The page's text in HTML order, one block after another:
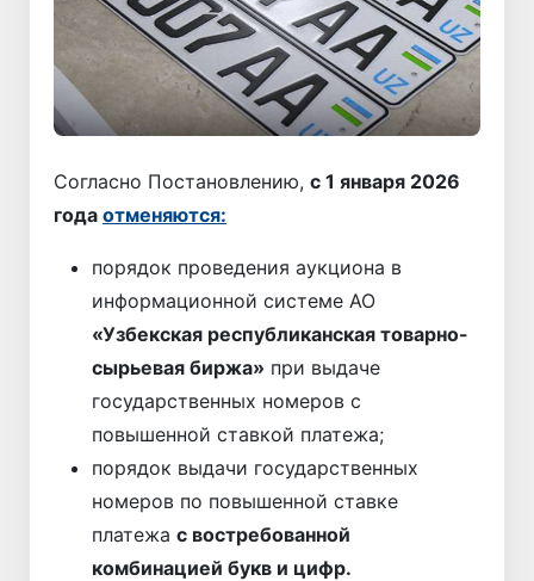
Согласно Постановлению, с 1 января 2026
года отменяются:
порядок проведения аукциона в
информационной системе АО
«Узбекская республиканская товарно-
сырьевая биржа» при выдаче
государственных номеров с
повышенной ставкой платежа;
порядок выдачи государственных
номеров по повышенной ставке
платежа с востребованной
комбинацией букв и цифр.